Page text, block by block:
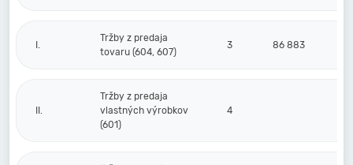
I.
Tržby z predaja
tovaru (604, 607)
3 86 883
II.
Tržby z predaja
vlastných výrobkov
(601)
4